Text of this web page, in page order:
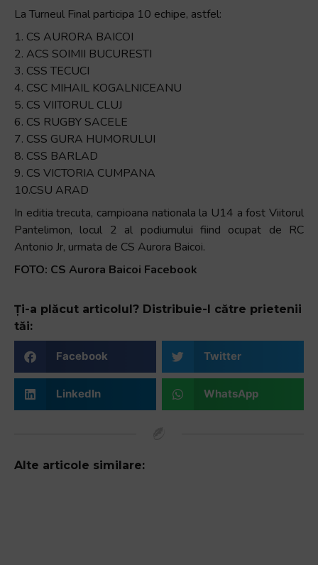
La Turneul Final participa 10 echipe, astfel:
1. CS AURORA BAICOI
2. ACS SOIMII BUCURESTI
3. CSS TECUCI
4. CSC MIHAIL KOGALNICEANU
5. CS VIITORUL CLUJ
6. CS RUGBY SACELE
7. CSS GURA HUMORULUI
8. CSS BARLAD
9. CS VICTORIA CUMPANA
10.CSU ARAD
In editia trecuta, campioana nationala la U14 a fost Viitorul
Pantelimon, locul 2 al podiumului fiind ocupat de RC
Antonio Jr, urmata de CS Aurora Baicoi.
FOTO: CS Aurora Baicoi Facebook
Ți-a plăcut articolul? Distribuie-l către prietenii
tăi:
Facebook Twitter
LinkedIn WhatsApp
Alte articole similare: